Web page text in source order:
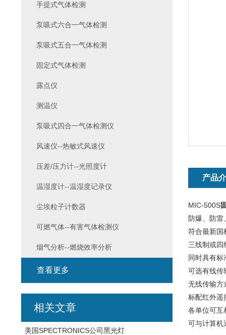
产品
MIC-500S
防爆、防雷
符合最新国
三线制或四
同时具有标
可选有线传
无线传输方
标配红外遥
各单位可互
可与计算机
手提式气体检测
泵吸式六合一气体检测
泵吸式五合一气体检测
固定式气体检测
露点仪
测温仪
泵吸式四合一气体检测仪
风速仪--热敏式风速仪
压差/压力计--光照度计
温湿度计--温湿度记录仪
尘埃粒子计数器
可燃气体--有害气体检测仪
烟气分析--燃烧效率分析
查看更多
相关文章
美国SPECTRONICS公司黑光灯